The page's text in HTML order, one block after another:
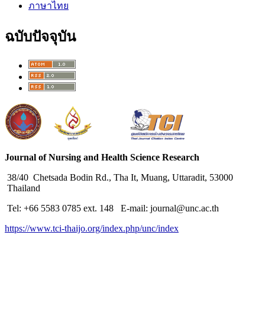
ภาษาไทย
ฉบับปัจจุบัน
Journal of Nursing and Health Science Research
38/40 Chetsada Bodin Rd., Tha It, Muang, Uttaradit, 53000
Thailand
Tel: +66 5583 0785 ext. 148 E-mail: journal@unc.ac.th
https://www.tci-thaijo.org/index.php/unc/index